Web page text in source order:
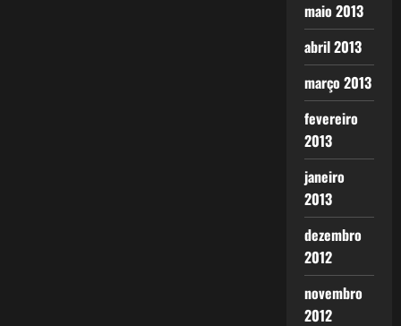
maio 2013
abril 2013
março 2013
fevereiro
2013
janeiro
2013
dezembro
2012
novembro
2012